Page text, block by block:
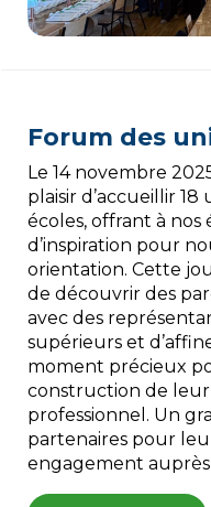
Forum des
Le 14 novembre
plaisir d’accueillir 18
écoles, offrant à nos
d’inspiration pour
orientation. Cette
de découvrir des
avec des
supérieurs et
moment précieux
construction de
professionnel. Un
partenaires pour
engagement auprès